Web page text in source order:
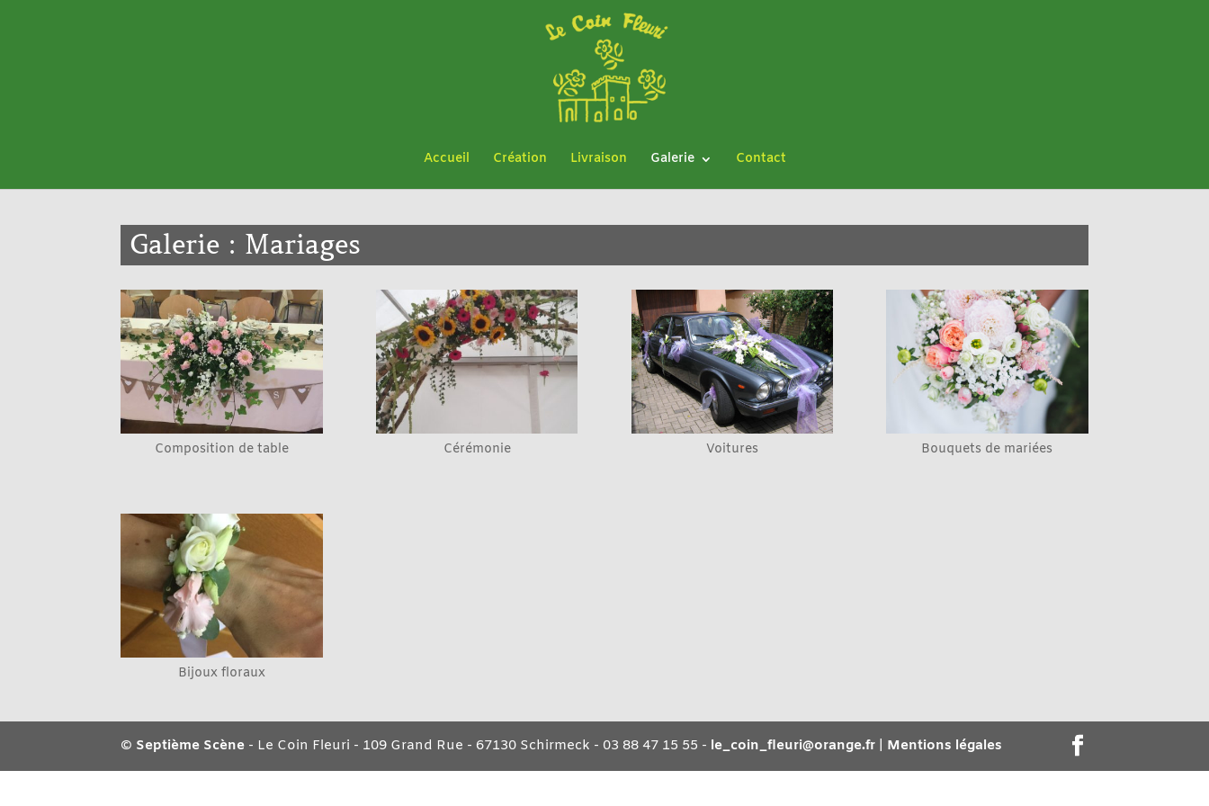
Accueil Création Livraison Galerie Contact
Galerie : Mariages
Composition de table Cérémonie Voitures Bouquets de mariées
Bijoux floraux
© Septième Scène - Le Coin Fleuri - 109 Grand Rue - 67130 Schirmeck - 03 88 47 15 55 - le_coin_fleuri@orange.fr Mentions légales